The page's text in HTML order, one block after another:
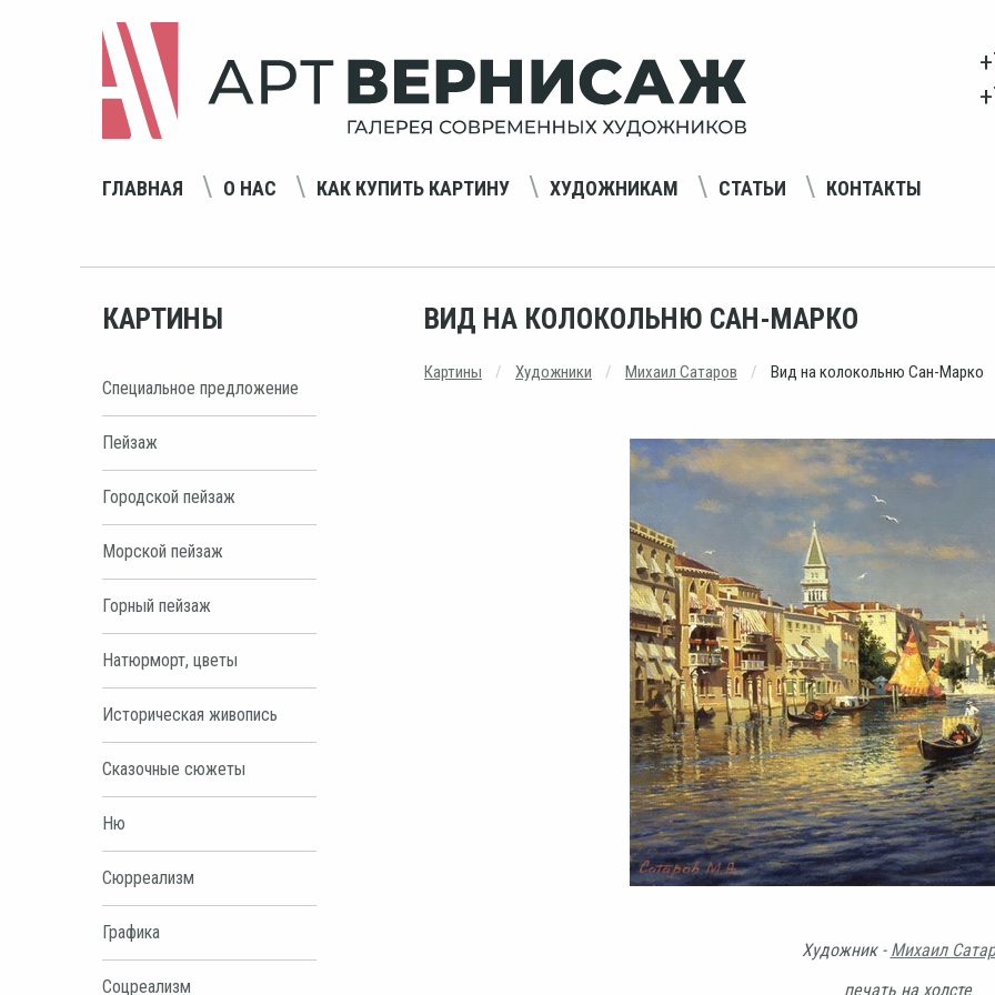
ГЛАВНАЯ О НАС КАК КУПИТЬ КАРТИНУ ХУДОЖНИКАМ СТАТЬИ КОНТАКТЫ
КАРТИНЫ
Специальное предложение
Пейзаж
Городской пейзаж
Морской пейзаж
Горный пейзаж
Натюрморт, цветы
Историческая живопись
Сказочные сюжеты
Ню
Сюрреализм
Графика
Соцреализм
ВИД НА КОЛОКОЛЬНЮ САН-МАРКО
Картины Художники Михаил Сатаров Вид на колокольню Сан-Марко
Художник - Михаил
печать на холсте